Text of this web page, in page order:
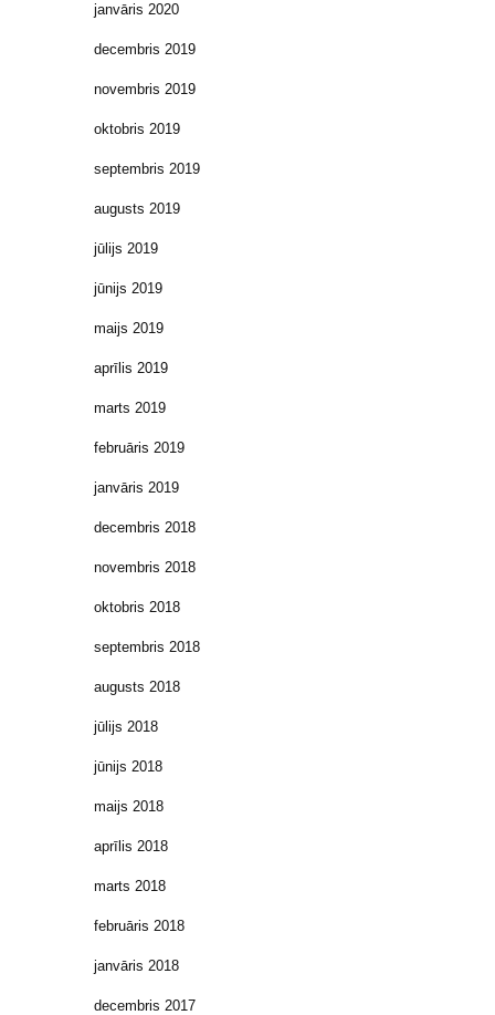
janvāris 2020
decembris 2019
novembris 2019
oktobris 2019
septembris 2019
augusts 2019
jūlijs 2019
jūnijs 2019
maijs 2019
aprīlis 2019
marts 2019
februāris 2019
janvāris 2019
decembris 2018
novembris 2018
oktobris 2018
septembris 2018
augusts 2018
jūlijs 2018
jūnijs 2018
maijs 2018
aprīlis 2018
marts 2018
februāris 2018
janvāris 2018
decembris 2017